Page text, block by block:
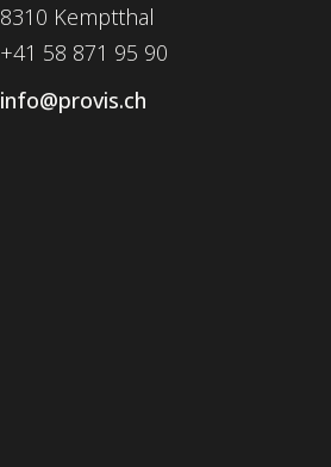
8310 Kemptthal
+41 58 871 95 90
info@provis.ch